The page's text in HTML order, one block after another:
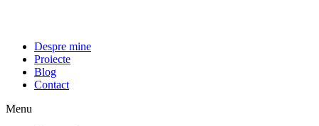
Despre mine
Proiecte
Blog
Contact
Menu